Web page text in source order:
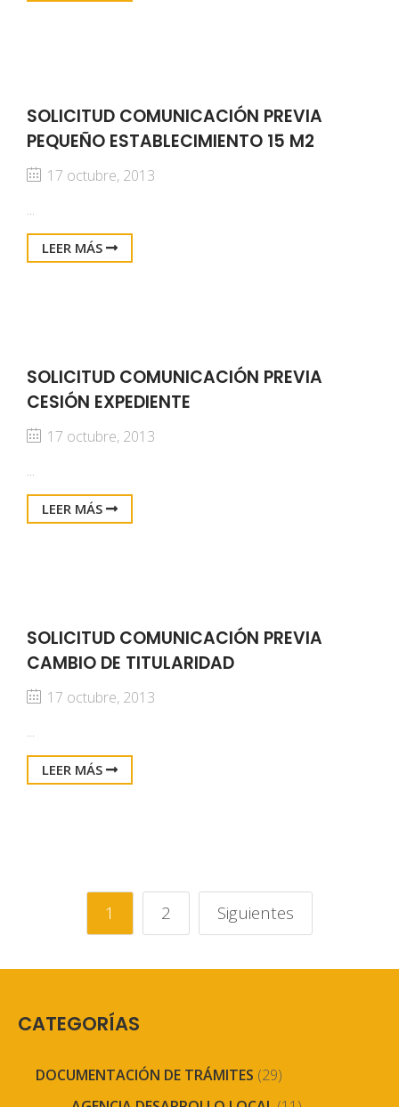
SOLICITUD COMUNICACIÓN PREVIA
PEQUEÑO ESTABLECIMIENTO 15 M2
17 octubre, 2013
...
LEER MÁS
SOLICITUD COMUNICACIÓN PREVIA
CESIÓN EXPEDIENTE
17 octubre, 2013
...
LEER MÁS
SOLICITUD COMUNICACIÓN PREVIA
CAMBIO DE TITULARIDAD
17 octubre, 2013
...
LEER MÁS
1 2 Siguientes
CATEGORÍAS
DOCUMENTACIÓN DE TRÁMITES (29)